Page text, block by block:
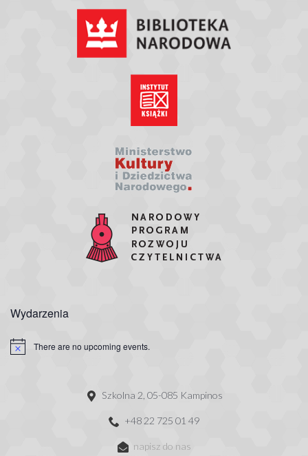
Wydarzenia
There are no upcoming events.
Szkolna 2, 05-085 Kampinos
+48 22 725 01 49
napisz do nas